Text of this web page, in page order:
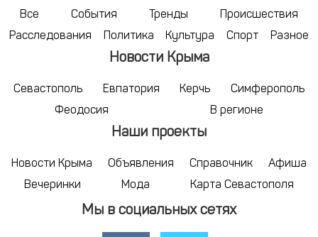
Все События Тренды
Происшествия
Расследования
Политика Культура Спорт Разное
Новости Крыма
Севастополь Евпатория Керчь
Симферополь
Феодосия
В регионе
Наши проекты
Новости Крыма Объявления Справочник
Афиша
Вечеринки
Мода Карта Севастополя
Мы в социальных сетях